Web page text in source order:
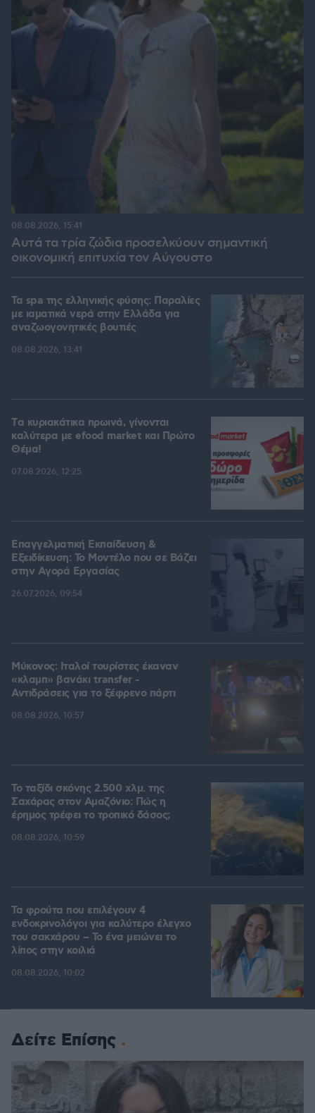
Αυτά τα τρία ζώδια προσελκύουν σημαντική
οικονομική επιτυχία τον Αύγουστο
08.08.2026, 15:41
Τα spa της ελληνικής φύσης: Παραλίες
με ιαματικά νερά στην Ελλάδα για
αναζωογονητικές βουτιές
08.08.2026, 13:41
Tα κυριακάτικα πρωινά, γίνονται
καλύτερα με efood market και Πρώτο
Θέμα!
07.08.2026, 12:25
Επαγγελματική Εκπαίδευση &
Εξειδίκευση: Το Mοντέλο που σε Bάζει
στην Aγορά Eργασίας
26.07.2026, 09:54
Μύκονος: Ιταλοί τουρίστες έκαναν
«κλαμπ» βανάκι transfer -
Αντιδράσεις για το ξέφρενο πάρτι
08.08.2026, 10:57
Το ταξίδι σκόνης 2.500 χλμ. της
Σαχάρας στον Αμαζόνιο: Πώς η
έρημος τρέφει το τροπικό δάσος;
08.08.2026, 10:59
Τα φρούτα που επιλέγουν 4
ενδοκρινολόγοι για καλύτερο έλεγχο
του σακχάρου – Το ένα μειώνει το
λίπος στην κοιλιά
08.08.2026, 10:02
Δείτε Επίσης